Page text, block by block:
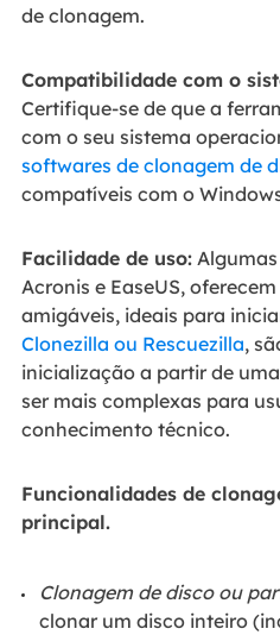
de clonagem.
Compatibilidade com o
Certifique-se de que a
com o seu sistema
softwares de clonagem de
compatíveis com o
Facilidade de uso:
Acronis e EaseUS,
amigáveis, ideais para
Clonezilla ou Rescuezilla,
inicialização a partir de
ser mais complexas para
conhecimento técnico.
Funcionalidades de
principal.
Clonagem de disco ou
clonar um disco inteiro